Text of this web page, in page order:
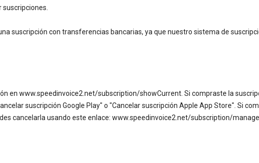
suscripción con transferencias bancarias, ya que nuestro sistema de
en www.speedinvoice2.net/subscription/showCurrent. Si compraste la
suscripción Google Play" o "Cancelar suscripción Apple App Store". Si
cancelarla usando este enlace: www.speedinvoice2.net/subscription/manage.